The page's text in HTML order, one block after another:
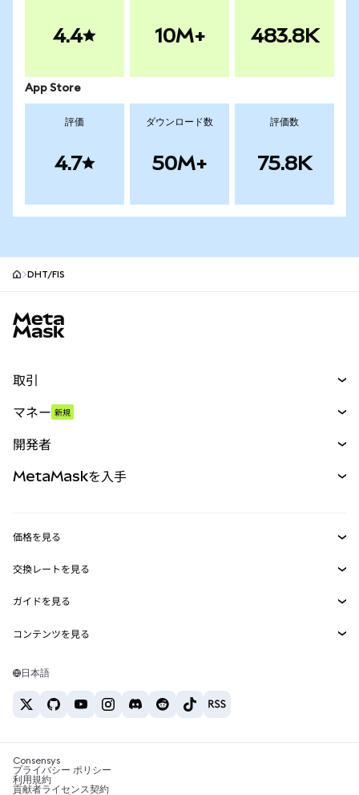
4.4 10M+ 483.8K
App Store
評価
4.7
ダウンロード数
50M+
評価数
75.8K
DHT/FIS
取引
パーペチュアル
RWA
マネー 新規
開発者
MetaMask Connect
Snaps
Web3サービス
MetaMaskを入手
セキュリティ
サポート
キャリア
お問い合わせ
価格を見る
イーサリアムの価格
Solanaの価格
Tetherの価格
交換レートを見る
ETH→USD
USDT→INR
BTC→INR
ETH→USDT
ガイドを見る
ETHの購入
USDTの購入
SHIBの購入
BNBの購入
コンテンツを見る
Solanaウォレット
税制関連ニュース
暗号資産の購入方法は？
日本語
Consensys
プライバシー ポリシー
利用規約
貢献者ライセンス契約